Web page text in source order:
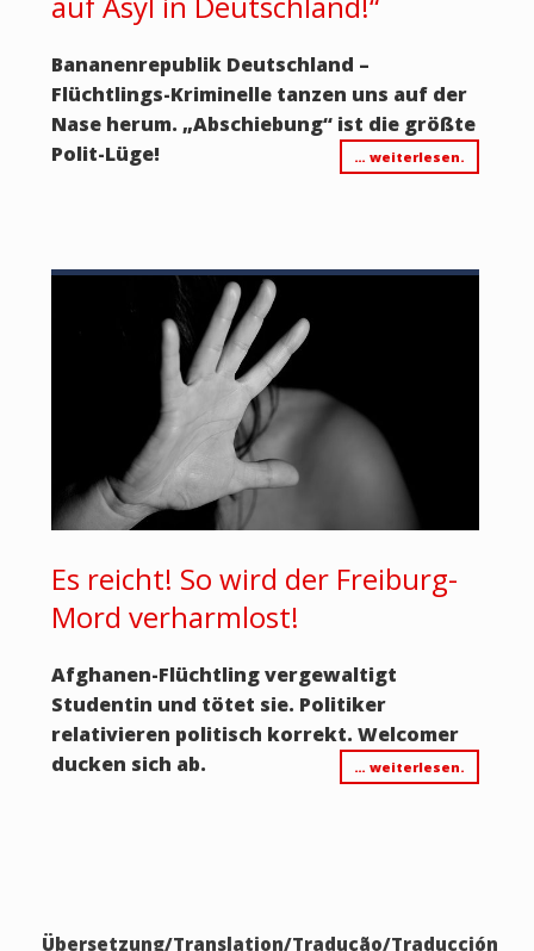
Bananenrepublik Deutschland –
Flüchtlings-Kriminelle tanzen uns auf der
Nase herum. „Abschiebung“ ist die größte
Polit-Lüge!
… weiterlesen.
Es reicht! So wird der Freiburg-
Mord verharmlost!
Afghanen-Flüchtling vergewaltigt
Studentin und tötet sie. Politiker
relativieren politisch korrekt. Welcomer
ducken sich ab.
… weiterlesen.
Übersetzung/Translation/Tradução/Traducción